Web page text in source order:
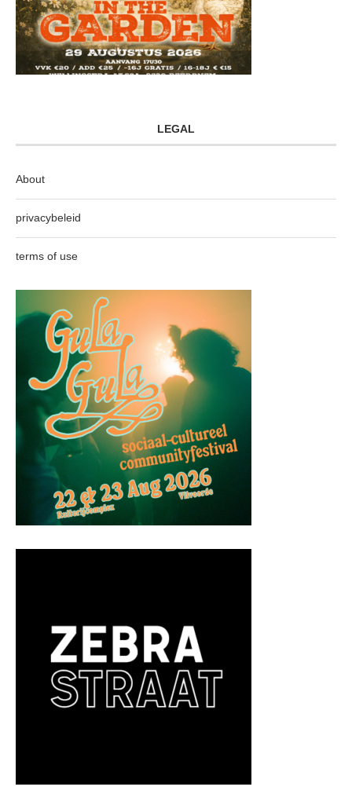
LEGAL
About
privacybeleid
terms of use